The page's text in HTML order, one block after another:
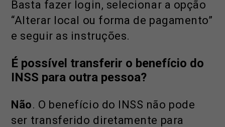
Basta fazer login, selecionar a opção
“Alterar local ou forma de pagamento”
e seguir as instruções.
É possível transferir o benefício do
INSS para outra pessoa?
Não. O benefício do INSS não pode
ser transferido diretamente para